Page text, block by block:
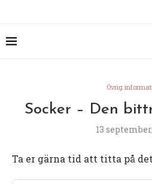
Övrig
Socker – Den
13
Ta er gärna tid att titta på